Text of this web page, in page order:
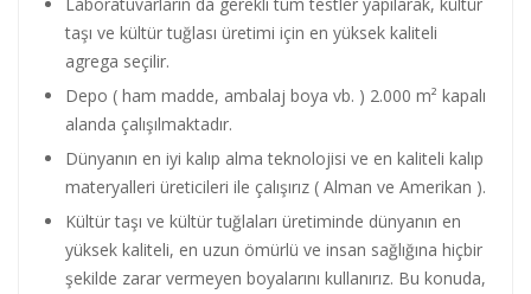
taşı ve kültür tuğlası üretimi için en yüksek kaliteli
agrega seçilir.
Depo ( ham madde, ambalaj boya vb. ) 2.000 m² kapalı
alanda çalışılmaktadır.
Dünyanın en iyi kalıp alma teknolojisi ve en kaliteli kalıp
materyalleri üreticileri ile çalışırız ( Alman ve Amerikan ).
Kültür taşı ve kültür tuğlaları üretiminde dünyanın en
yüksek kaliteli, en uzun ömürlü ve insan sağlığına hiçbir
şekilde zarar vermeyen boyalarını kullanırız. Bu konuda,